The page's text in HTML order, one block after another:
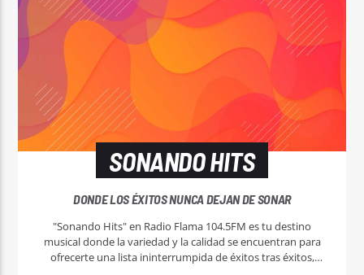
SONANDO HITS
DONDE LOS ÉXITOS NUNCA DEJAN DE SONAR
"Sonando Hits" en Radio Flama 104.5FM es tu destino
musical donde la variedad y la calidad se encuentran para
ofrecerte una lista ininterrumpida de éxitos tras éxitos,